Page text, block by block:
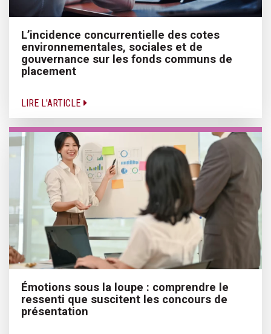
L’incidence concurrentielle des cotes
environnementales, sociales et de
gouvernance sur les fonds communs de
placement
LIRE L'ARTICLE
Émotions sous la loupe : comprendre le
ressenti que suscitent les concours de
présentation